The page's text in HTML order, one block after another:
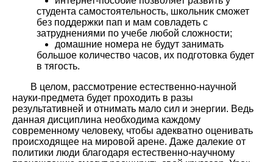
студента самостоятельность, школьник сможет
без поддержки пап и мам совладеть с
затруднениями по учебе любой сложности;
домашние номера не будут занимать
большое количество часов, их подготовка будет
в тягость.
В целом, рассмотрение естественно-научной
науки-предмета будет проходить в разы
результативней и отнимать мало сил и энергии. Ведь
данная дисциплина необходима каждому
современному человеку, чтобы адекватно оценивать
происходящее на мировой арене. Даже далекие от
политики люди благодаря естественно-научному